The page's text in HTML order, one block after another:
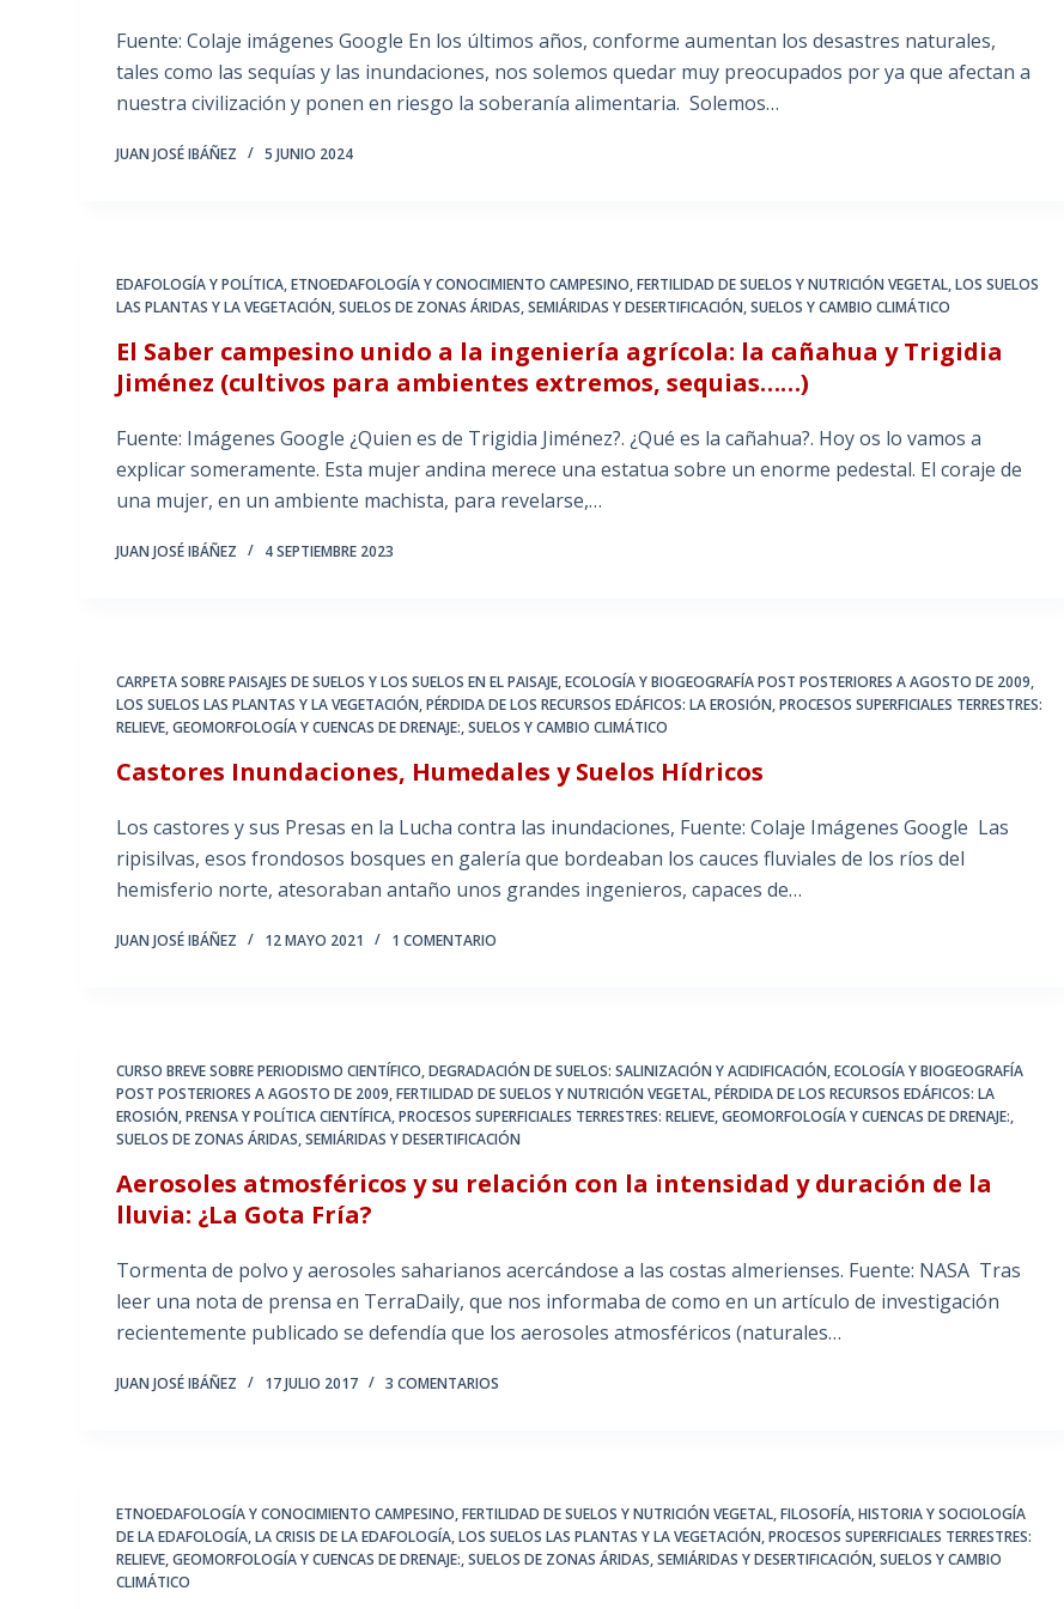
Fuente: Colaje imágenes Google En los últimos años, conforme aumentan los desastres naturales,
tales como las sequías y las inundaciones, nos solemos quedar muy preocupados por ya que afectan a
nuestra civilización y ponen en riesgo la soberanía alimentaria. Solemos…
JUAN JOSÉ IBÁÑEZ 5 JUNIO 2024
EDAFOLOGÍA Y POLÍTICA,ETNOEDAFOLOGÍA Y CONOCIMIENTO CAMPESINO,FERTILIDAD DE SUELOS Y NUTRICIÓN VEGETAL,LOS SUELOS
LAS PLANTAS Y LA VEGETACIÓN,SUELOS DE ZONAS ÁRIDAS, SEMIÁRIDAS Y DESERTIFICACIÓN,SUELOS Y CAMBIO CLIMÁTICO
El Saber campesino unido a la ingeniería agrícola: la cañahua y Trigidia
Jiménez (cultivos para ambientes extremos, sequias……)
Fuente: Imágenes Google ¿Quien es de Trigidia Jiménez?. ¿Qué es la cañahua?. Hoy os lo vamos a
explicar someramente. Esta mujer andina merece una estatua sobre un enorme pedestal. El coraje de
una mujer, en un ambiente machista, para revelarse,…
JUAN JOSÉ IBÁÑEZ 4 SEPTIEMBRE 2023
CARPETA SOBRE PAISAJES DE SUELOS Y LOS SUELOS EN EL PAISAJE,ECOLOGÍA Y BIOGEOGRAFÍA POST POSTERIORES A AGOSTO DE 2009,
LOS SUELOS LAS PLANTAS Y LA VEGETACIÓN,PÉRDIDA DE LOS RECURSOS EDÁFICOS: LA EROSIÓN,PROCESOS SUPERFICIALES TERRESTRES:
RELIEVE, GEOMORFOLOGÍA Y CUENCAS DE DRENAJE:,SUELOS Y CAMBIO CLIMÁTICO
Castores Inundaciones, Humedales y Suelos Hídricos
Los castores y sus Presas en la Lucha contra las inundaciones, Fuente: Colaje Imágenes Google Las
ripisilvas, esos frondosos bosques en galería que bordeaban los cauces fluviales de los ríos del
hemisferio norte, atesoraban antaño unos grandes ingenieros, capaces de…
JUAN JOSÉ IBÁÑEZ 12 MAYO 2021 1 COMENTARIO
CURSO BREVE SOBRE PERIODISMO CIENTÍFICO,DEGRADACIÓN DE SUELOS: SALINIZACIÓN Y ACIDIFICACIÓN,ECOLOGÍA Y BIOGEOGRAFÍA
POST POSTERIORES A AGOSTO DE 2009,FERTILIDAD DE SUELOS Y NUTRICIÓN VEGETAL,PÉRDIDA DE LOS RECURSOS EDÁFICOS: LA
EROSIÓN,PRENSA Y POLÍTICA CIENTÍFICA,PROCESOS SUPERFICIALES TERRESTRES: RELIEVE, GEOMORFOLOGÍA Y CUENCAS DE DRENAJE:,
SUELOS DE ZONAS ÁRIDAS, SEMIÁRIDAS Y DESERTIFICACIÓN
Aerosoles atmosféricos y su relación con la intensidad y duración de la
lluvia: ¿La Gota Fría?
Tormenta de polvo y aerosoles saharianos acercándose a las costas almerienses. Fuente: NASA Tras
leer una nota de prensa en TerraDaily, que nos informaba de como en un artículo de investigación
recientemente publicado se defendía que los aerosoles atmosféricos (naturales…
JUAN JOSÉ IBÁÑEZ 17 JULIO 2017 3 COMENTARIOS
ETNOEDAFOLOGÍA Y CONOCIMIENTO CAMPESINO,FERTILIDAD DE SUELOS Y NUTRICIÓN VEGETAL,FILOSOFÍA, HISTORIA Y SOCIOLOGÍA
DE LA EDAFOLOGÍA,LA CRISIS DE LA EDAFOLOGÍA,LOS SUELOS LAS PLANTAS Y LA VEGETACIÓN,PROCESOS SUPERFICIALES TERRESTRES:
RELIEVE, GEOMORFOLOGÍA Y CUENCAS DE DRENAJE:,SUELOS DE ZONAS ÁRIDAS, SEMIÁRIDAS Y DESERTIFICACIÓN,SUELOS Y CAMBIO
CLIMÁTICO